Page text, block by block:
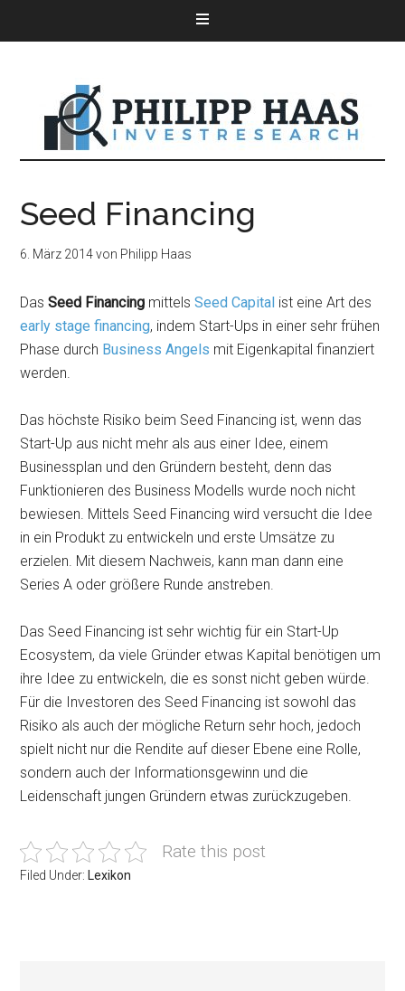
Seed Financing
6. März 2014von Philipp Haas
DasSeed Financing mittelsSeed Capital ist eine Art des
early stage financing, indem Start-Ups in einer sehr frühen
Phase durch Business Angels mit Eigenkapital finanziert
werden.
Das höchste Risiko beim Seed Financing ist, wenn das
Start-Up aus nicht mehr als aus einer Idee, einem
Businessplan und den Gründern besteht, denn das
Funktionieren des Business Modells wurde noch nicht
bewiesen. Mittels Seed Financing wird versucht die Idee
in ein Produkt zu entwickeln und erste Umsätze zu
erzielen. Mit diesem Nachweis, kann man dann eine
Series A oder größere Runde anstreben.
Das Seed Financing ist sehr wichtig für ein Start-Up
Ecosystem, da viele Gründer etwas Kapital benötigen um
ihre Idee zu entwickeln, die es sonst nicht geben würde.
Für die Investoren des Seed Financing ist sowohl das
Risiko als auch der mögliche Return sehr hoch, jedoch
spielt nicht nur die Rendite auf dieser Ebene eine Rolle,
sondern auch der Informationsgewinn und die
Leidenschaft jungen Gründern etwas zurückzugeben.
Rate this post
Filed Under: Lexikon